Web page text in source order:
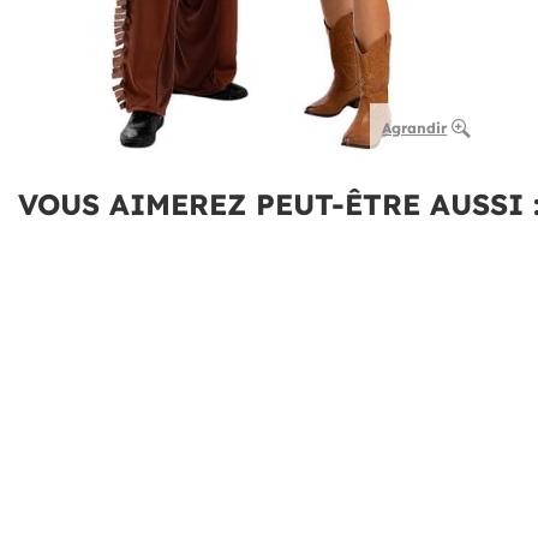
Agrandir
VOUS AIMEREZ PEUT-ÊTRE AUSSI